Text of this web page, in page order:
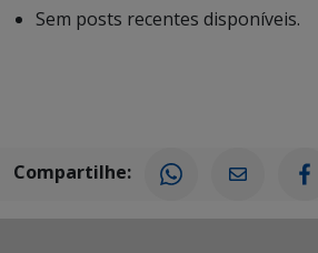
Sem posts recentes disponíveis.
Compartilhe: